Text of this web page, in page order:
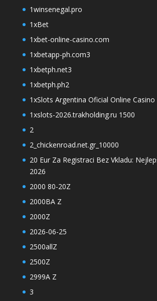
1winsenegal.pro
1xBet
1xbet-online-casino.com
1xbetapp-ph.com3
1xbetph.net3
1xbetph.ph2
1xSlots Argentina Oficial Online Casino
1xslots-2026.trakholding.ru 1500
2
2_chickenroad.net.gr_10000
20 Eur Za Registraci Bez Vkladu:
2026
2000 80-20Z
2000BA Z
2000Z
2026-06-25
2500allZ
2500Z
2999A Z
3